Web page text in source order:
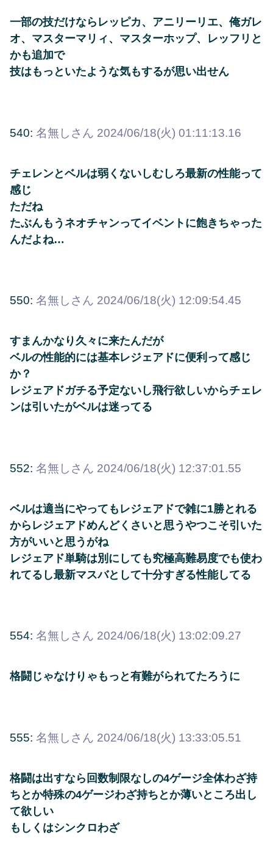
一部の技だけならレッピカ、アニリーリエ、俺ガレ
オ、マスターマリィ、マスターホップ、レッフリと
かも追加で
技はもっといたような気もするが思い出せん
540: 名無しさん 2024/06/18(火) 01:11:13.16
チェレンとベルは弱くないしむしろ最新の性能って
感じ
ただね
たぶんもうネオチャンってイベントに飽きちゃった
んだよね…
550: 名無しさん 2024/06/18(火) 12:09:54.45
すまんかなり久々に来たんだが
ベルの性能的には基本レジェアドに便利って感じ
か？
レジェアドガチる予定ないし飛行欲しいからチェレ
ンは引いたがベルは迷ってる
552: 名無しさん 2024/06/18(火) 12:37:01.55
ベルは適当にやってもレジェアドで雑に1勝とれる
からレジェアドめんどくさいと思うやつこそ引いた
方がいいと思うがね
レジェアド単騎は別にしても究極高難易度でも使わ
れてるし最新マスバとして十分すぎる性能してる
554: 名無しさん 2024/06/18(火) 13:02:09.27
格闘じゃなけりゃもっと有難がられてたろうに
555: 名無しさん 2024/06/18(火) 13:33:05.51
格闘は出すなら回数制限なしの4ゲージ全体わざ持
ちとか特殊の4ゲージわざ持ちとか薄いところ出し
て欲しい
もしくはシンクロわざ